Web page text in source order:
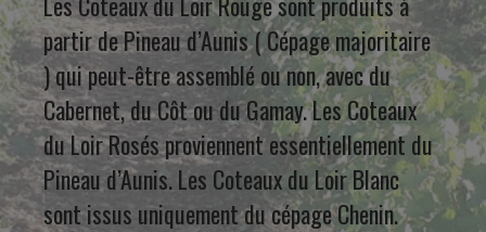
partir de Pineau d’Aunis ( Cépage majoritaire
) qui peut-être assemblé ou non, avec du
Cabernet, du Côt ou du Gamay. Les Coteaux
du Loir Rosés proviennent essentiellement du
Pineau d’Aunis. Les Coteaux du Loir Blanc
sont issus uniquement du cépage Chenin.